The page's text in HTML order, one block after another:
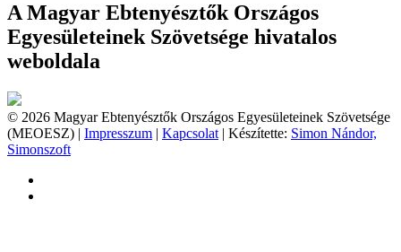
A Magyar Ebtenyésztők Országos
Egyesületeinek Szövetsége hivatalos
weboldala
© 2026 Magyar Ebtenyésztők Országos Egyesületeinek Szövetsége
(MEOESZ) | Impresszum | Kapcsolat | Készítette: Simon Nándor,
Simonszoft